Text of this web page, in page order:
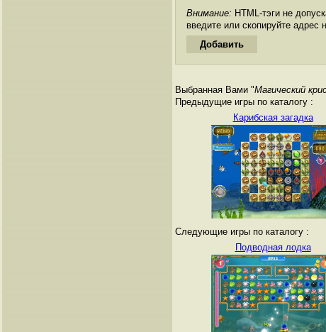
Внимание: HTML-тэги не
введите или скопируйте
Выбранная Вами "Магический
Предыдущие игры по каталогу :
Карибская загадка
Следующие игры по каталогу :
Подводная лодка